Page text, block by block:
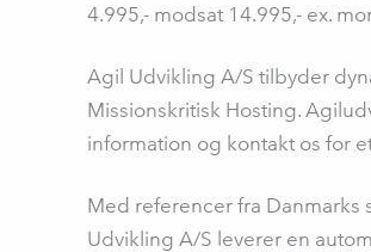
4.995,- modsat 14.995,- ex.
Agil Udvikling A/S tilbyder
Missionskritisk Hosting.
information og kontakt os for
Med referencer fra
Udvikling A/S leverer en